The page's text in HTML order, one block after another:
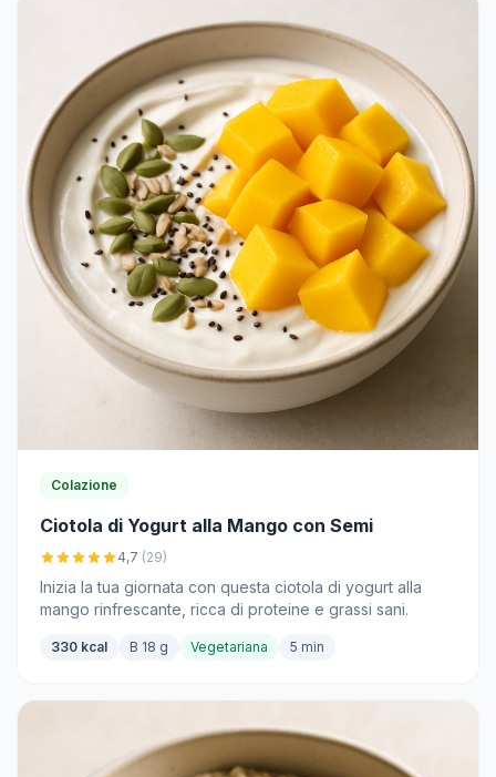
Colazione
Ciotola di Yogurt alla Mango con Semi
4,7 (29)
Inizia la tua giornata con questa ciotola di yogurt alla
mango rinfrescante, ricca di proteine e grassi sani.
330 kcal B 18 g Vegetariana 5 min